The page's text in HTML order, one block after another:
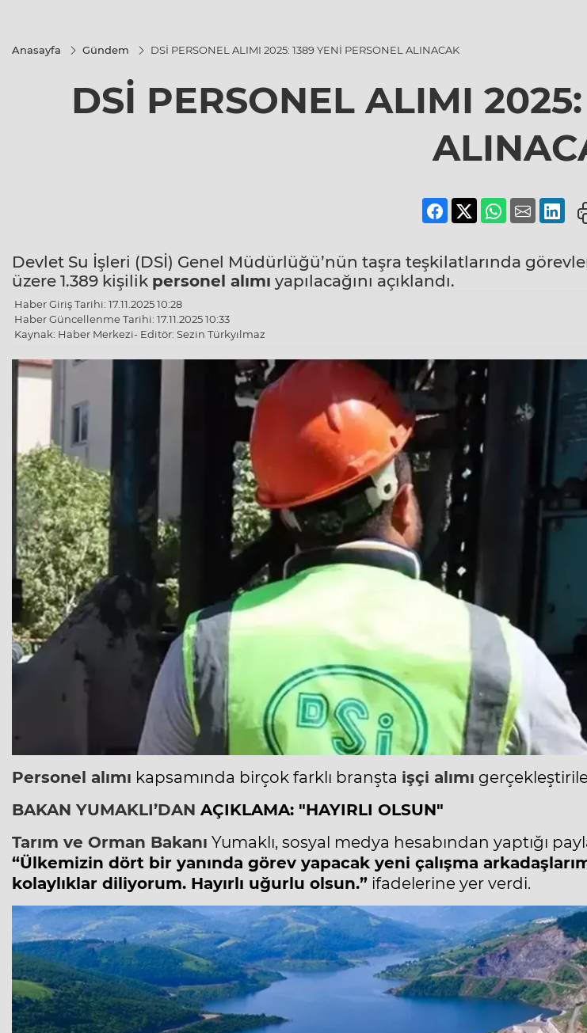
Anasayfa Gündem DSİ PERSONEL ALIMI 2025: 1389 YENİ PERSONEL ALINACAK
DSİ PERSONEL ALIMI
Devlet Su İşleri (DSİ) Genel Müdürlüğü’nün taşra teşkilatlarında
üzere 1.389 kişilik personel alımı yapılacağını açıklandı.
Haber Giriş Tarihi: 17.11.2025 10:28
Haber Güncellenme Tarihi: 17.11.2025 10:33
Kaynak: Haber Merkezi- Editör: Sezin Türkyılmaz
Personel alımı kapsamında birçok farklı branşta işçi alımı
BAKAN YUMAKLI’DAN AÇIKLAMA: "HAYIRLI OLSUN"
Tarım ve Orman Bakanı Yumaklı, sosyal medya hesabından yaptığı
“Ülkemizin dört bir yanında görev yapacak yeni çalışma
kolaylıklar diliyorum. Hayırlı uğurlu olsun.” ifadelerine yer verdi.